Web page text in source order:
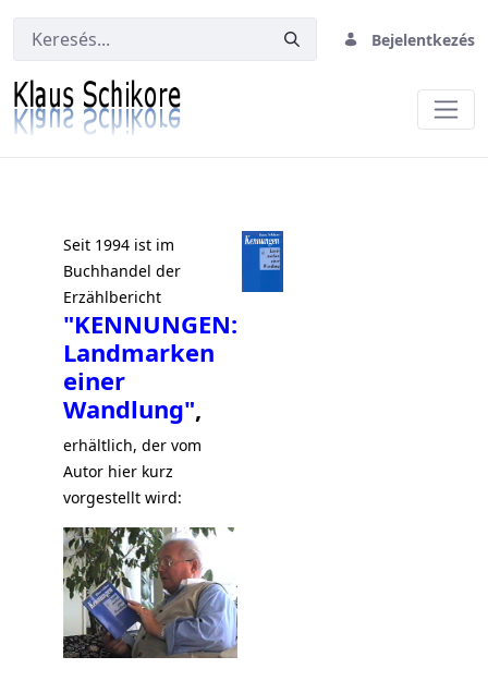
Bejelentkezés
Seit 1994 ist im
Buchhandel der
Erzählbericht
"KENNUNGEN:
Landmarken
einer
Wandlung",
erhältlich, der vom
Autor hier kurz
vorgestellt wird: